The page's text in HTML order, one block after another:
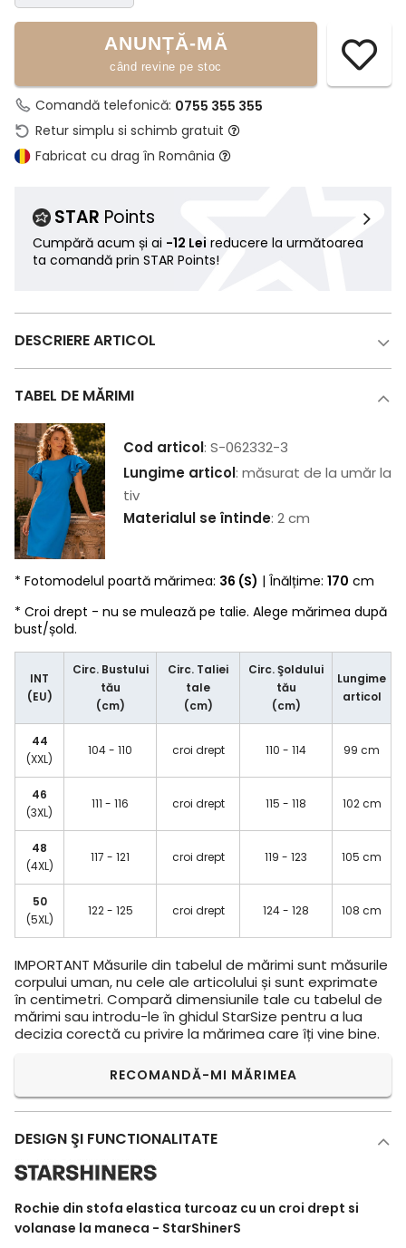
ANUNȚĂ-MĂ
când revine pe stoc
Comandă telefonică: 0755 355 355
Retur simplu si schimb gratuit
Fabricat cu drag în România
STAR Points
Cumpără acum și ai -12 Lei reducere la următoarea
ta comandă prin STAR Points!
DESCRIERE ARTICOL
TABEL DE MĂRIMI
Cod articol: S-062332-3
Lungime articol: măsurat de la umăr la
tiv
Materialul se întinde: 2 cm
* Fotomodelul poartă mărimea: 36 (S) | Înălțime: 170 cm
* Croi drept - nu se mulează pe talie. Alege mărimea după
bust/șold.
INT
(EU)
Circ. Bustului
tău
(cm)
Circ. Taliei
tale
(cm)
Circ. Şoldului
tău
(cm)
Lungime
articol
44
(XXL)
104 - 110 croi drept 110 - 114 99 cm
46
(3XL)
111 - 116 croi drept 115 - 118 102 cm
48
(4XL)
117 - 121 croi drept 119 - 123 105 cm
50
(5XL)
122 - 125 croi drept 124 - 128 108 cm
IMPORTANT Măsurile din tabelul de mărimi sunt măsurile
corpului uman, nu cele ale articolului și sunt exprimate
în centimetri. Compară dimensiunile tale cu tabelul de
mărimi sau introdu-le în ghidul StarSize pentru a lua
decizia corectă cu privire la mărimea care îți vine bine.
RECOMANDĂ-MI MĂRIMEA
DESIGN ŞI FUNCTIONALITATE
Rochie din stofa elastica turcoaz cu un croi drept si
volanase la maneca - StarShinerS